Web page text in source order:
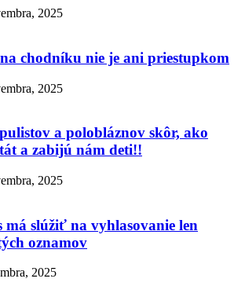
2025
chodníku nie je ani priestupkom
2025
a polobláznov skôr, ako
a zabijú nám deti!!
2025
má slúžiť na vyhlasovanie len
oznamov
2025